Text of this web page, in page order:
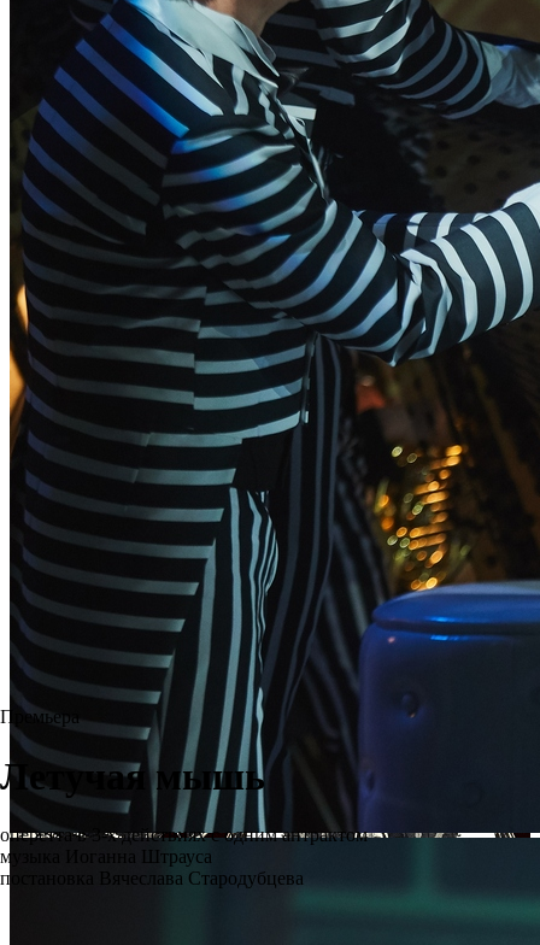
Премьера
Летучая мышь
оперетта в 3-х действиях с одним антрактом
музыка Иоганна Штрауса
постановка Вячеслава Стародубцева